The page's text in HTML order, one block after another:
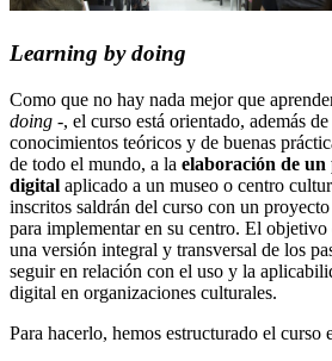
Learning by doing
Como que no hay nada mejor que
doing -, el curso está orientado, además
conocimientos teóricos y de buenas
de todo el mundo, a la elaboración de un
digital aplicado a un museo o centro
inscritos saldrán del curso con un
para implementar en su centro. El
una versión integral y transversal de los
seguir en relación con el uso y la
digital en organizaciones culturales.
Para hacerlo, hemos estructurado el curso